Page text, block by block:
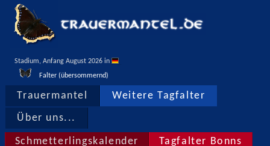
Stadium, Anfang August 2026 in
Falter (übersommernd)
Trauermantel Weitere Tagfalter
Über uns...
Schmetterlingskalender Tagfalter Bonns